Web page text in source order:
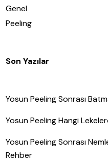
Genel
Peeling
Son Yazılar
Yosun Peeling Sonrası
Yosun Peeling Hangi
Yosun Peeling Sonrası
Rehber